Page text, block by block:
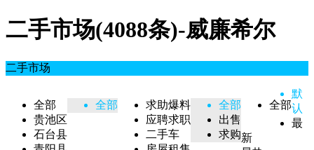
二手市场(4088条)-威廉希尔
二手市场
全部
贵池区
石台县
全部
求助爆料
应聘求职
二手车
全部
出售
求购
全部
默
认
最
新